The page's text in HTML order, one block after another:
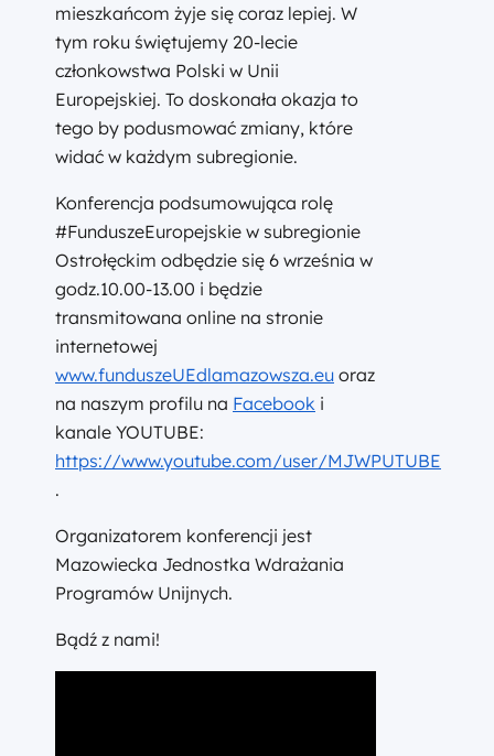
mieszkańcom żyje się coraz lepiej. W
tym roku świętujemy 20-lecie
członkowstwa Polski w Unii
Europejskiej. To doskonała okazja to
tego by podusmować zmiany, które
widać w każdym subregionie.
Konferencja podsumowująca rolę
#FunduszeEuropejskie w subregionie
Ostrołęckim odbędzie się 6 września w
godz.10.00-13.00 i będzie
transmitowana online na stronie
internetowej
www.funduszeUEdlamazowsza.eu oraz
na naszym profilu na Facebook i
kanale YOUTUBE:
https://www.youtube.com/user/MJWPUTUBE
.
Organizatorem konferencji jest
Mazowiecka Jednostka Wdrażania
Programów Unijnych.
Bądź z nami!